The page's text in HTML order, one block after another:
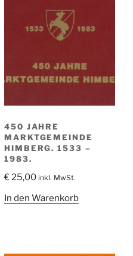
450 JAHRE
MARKTGEMEINDE
HIMBERG. 1533 –
1983.
€25,00 inkl. MwSt.
In den Warenkorb